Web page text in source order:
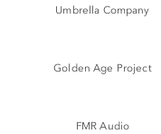
Umbrella Company
Golden Age Project
FMR Audio